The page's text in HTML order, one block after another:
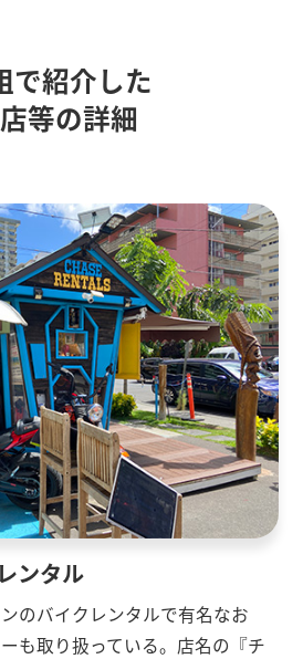
で紹介した
等の詳細
ンタル
のバイクレンタルで有名なお
も取り扱っている。店名の『チ